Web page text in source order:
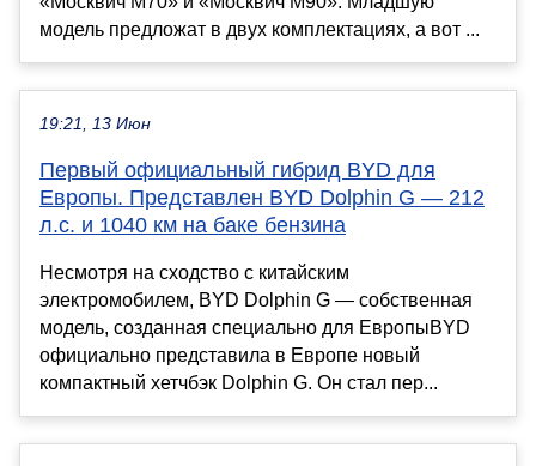
модель предложат в двух комплектациях, а вот ...
19:21, 13 Июн
Первый официальный гибрид BYD для
Европы. Представлен BYD Dolphin G — 212
л.с. и 1040 км на баке бензина
Несмотря на сходство с китайским
электромобилем, BYD Dolphin G — собственная
модель, созданная специально для ЕвропыBYD
официально представила в Европе новый
компактный хетчбэк Dolphin G. Он стал пер...